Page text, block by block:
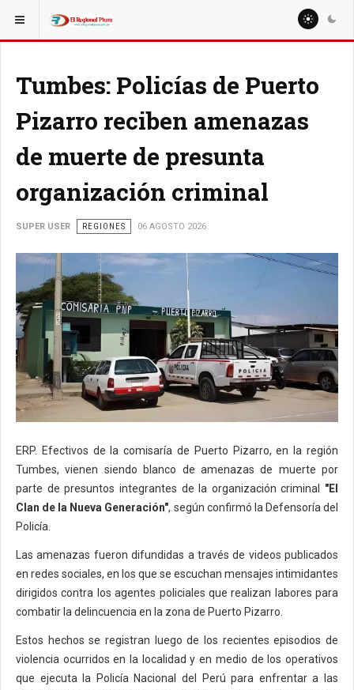
ESTÁ AQUÍ: NACIONALES
Tumbes: Policías de Puerto
Pizarro reciben amenazas
de muerte de presunta
organización criminal
SUPER USER REGIONES 06 AGOSTO 2026
ERP. Efectivos de la comisaría de Puerto Pizarro, en la región
Tumbes, vienen siendo blanco de amenazas de muerte por
parte de presuntos integrantes de la organización criminal "El
Clan de la Nueva Generación", según confirmó la Defensoría del
Policía.
Las amenazas fueron difundidas a través de videos publicados
en redes sociales, en los que se escuchan mensajes intimidantes
dirigidos contra los agentes policiales que realizan labores para
combatir la delincuencia en la zona de Puerto Pizarro.
Estos hechos se registran luego de los recientes episodios de
violencia ocurridos en la localidad y en medio de los operativos
que ejecuta la Policía Nacional del Perú para enfrentar a las